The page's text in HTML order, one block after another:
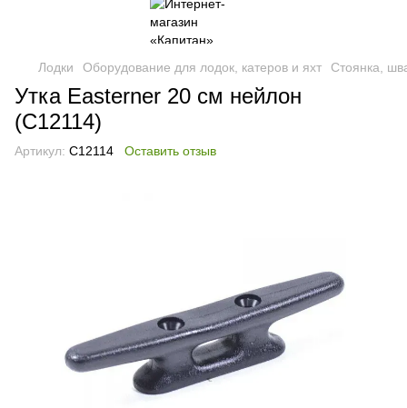
Лодки Оборудование для лодок, катеров и яхт Стоянка,
Утка Easterner 20 см нейлон
(C12114)
Артикул: C12114 Оставить отзыв